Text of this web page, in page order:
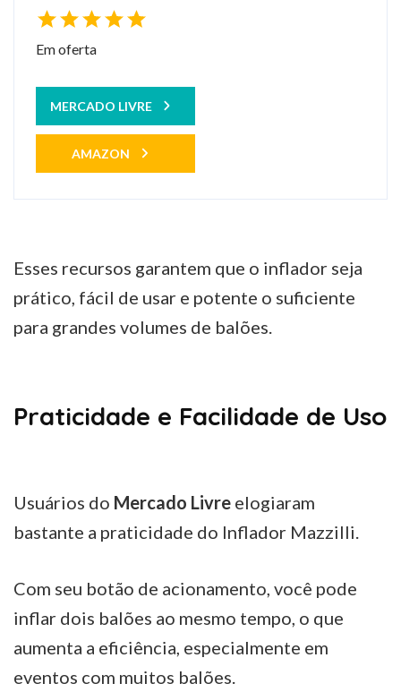
Em oferta
MERCADO LIVRE
AMAZON
Esses recursos garantem que o inflador seja
prático, fácil de usar e potente o suficiente
para grandes volumes de balões.
Praticidade e Facilidade de Uso
Usuários do Mercado Livre elogiaram
bastante a praticidade do Inflador Mazzilli.
Com seu botão de acionamento, você pode
inflar dois balões ao mesmo tempo, o que
aumenta a eficiência, especialmente em
eventos com muitos balões.